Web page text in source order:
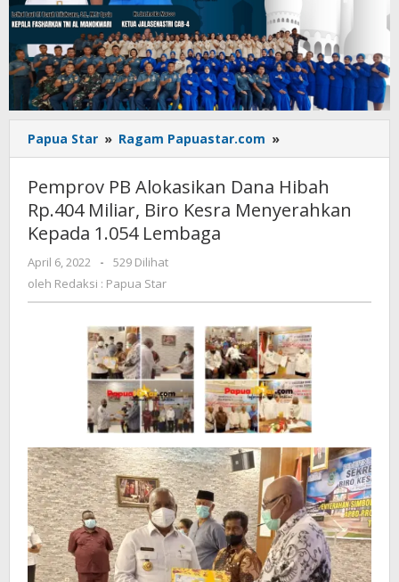
Papua Star » Ragam Papuastar.com »
PB
Dana
Hibah
Menyerahkan
Kepada
1.054
Lembaga
Pemprov PB Alokasikan Dana Hibah
Rp.404 Miliar, Biro Kesra Menyerahkan
Kepada 1.054 Lembaga
April 6, 2022
oleh
Redaksi
Star
-
529 Dilihat
oleh Redaksi : Papua Star